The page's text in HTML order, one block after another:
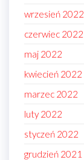
wrzesień 2022
czerwiec 2022
maj 2022
kwiecień 2022
marzec 2022
luty 2022
styczeń 2022
grudzień 2021